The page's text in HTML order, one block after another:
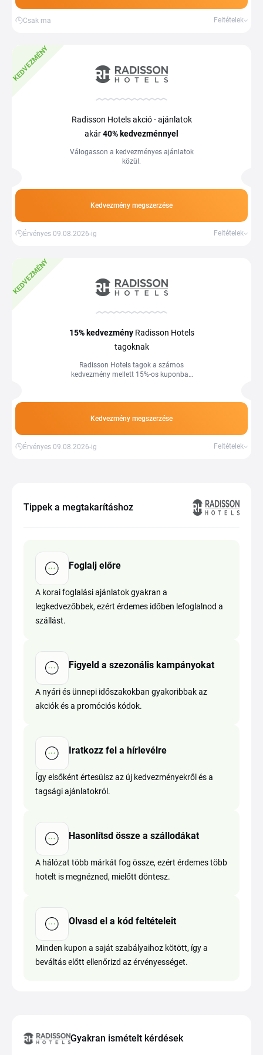
Csak ma Feltételek
KEDVEZMÉNY
Radisson Hotels akció - ajánlatok
akár40% kedvezménnyel
Válogasson a kedvezményes ajánlatok
közül.
Kedvezmény megszerzése
Érvényes 09.08.2026-ig Feltételek
KEDVEZMÉNY
15% kedvezményRadisson Hotels
tagoknak
Radisson Hotels tagok a számos
kedvezmény mellett 15%-os kuponban
Kedvezmény megszerzése
Érvényes 09.08.2026-ig Feltételek
Tippek a megtakarításhoz
Foglalj előre
A korai foglalási ajánlatok gyakran a
legkedvezőbbek, ezért érdemes időben lefoglalnod a
szállást.
Figyeld a szezonális kampányokat
A nyári és ünnepi időszakokban gyakoribbak az
akciók és a promóciós kódok.
Iratkozz fel a hírlevélre
Így elsőként értesülsz az új kedvezményekről és a
tagsági ajánlatokról.
Hasonlítsd össze a szállodákat
A hálózat több márkát fog össze, ezért érdemes több
hotelt is megnézned, mielőtt döntesz.
Olvasd el a kód feltételeit
Minden kupon a saját szabályaihoz kötött, így a
beváltás előtt ellenőrizd az érvényességet.
Gyakran ismételt kérdések